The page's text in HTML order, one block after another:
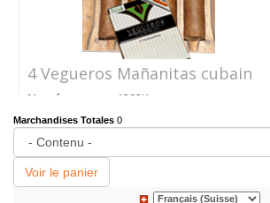
4 Vegueros Mañanitas cubain
Numéro
d'article
1292K
Prix
Marchandises Totales 0
Voir le panier